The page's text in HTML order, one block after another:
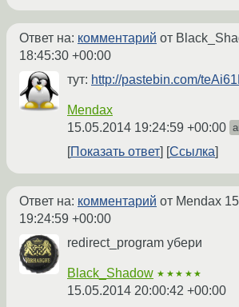
Ответ на: комментарий от
18:45:30 +00:00
тут: http://pastebin.com/
Mendax
15.05.2014 19:24:59 +00:00
Показать ответ Ссылка
Ответ на: комментарий от Mendax
19:24:59 +00:00
redirect_program убери
Black_Shadow ★★★★★
15.05.2014 20:00:42 +00:00